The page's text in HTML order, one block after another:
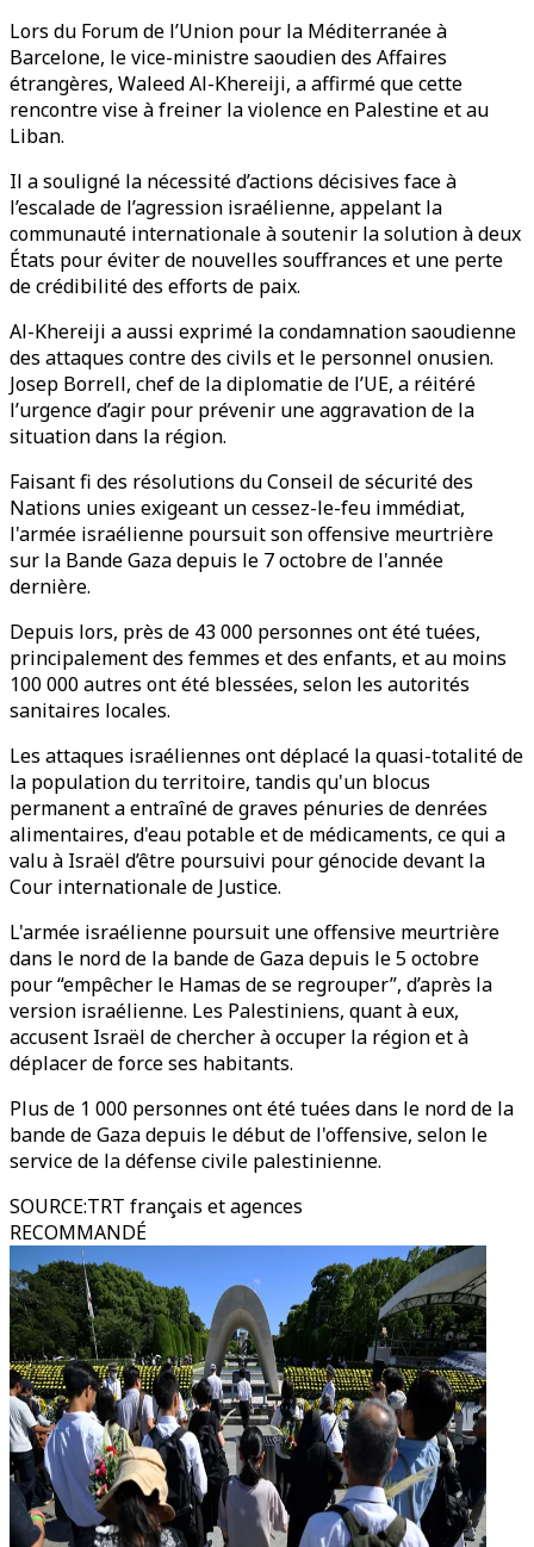
Lors du Forum de l’Union pour la Méditerranée à
Barcelone, le vice-ministre saoudien des Affaires
étrangères, Waleed Al-Khereiji, a affirmé que cette
rencontre vise à freiner la violence en Palestine et au
Liban.
Il a souligné la nécessité d’actions décisives face à
l’escalade de l’agression israélienne, appelant la
communauté internationale à soutenir la solution à deux
États pour éviter de nouvelles souffrances et une perte
de crédibilité des efforts de paix.
Al-Khereiji a aussi exprimé la condamnation saoudienne
des attaques contre des civils et le personnel onusien.
Josep Borrell, chef de la diplomatie de l’UE, a réitéré
l’urgence d’agir pour prévenir une aggravation de la
situation dans la région.
Faisant fi des résolutions du Conseil de sécurité des
Nations unies exigeant un cessez-le-feu immédiat,
l'armée israélienne poursuit son offensive meurtrière
sur la Bande Gaza depuis le 7 octobre de l'année
dernière.
Depuis lors, près de 43 000 personnes ont été tuées,
principalement des femmes et des enfants, et au moins
100 000 autres ont été blessées, selon les autorités
sanitaires locales.
Les attaques israéliennes ont déplacé la quasi-totalité de
la population du territoire, tandis qu'un blocus
permanent a entraîné de graves pénuries de denrées
alimentaires, d'eau potable et de médicaments, ce qui a
valu à Israël d’être poursuivi pour génocide devant la
Cour internationale de Justice.
L'armée israélienne poursuit une offensive meurtrière
dans le nord de la bande de Gaza depuis le 5 octobre
pour “empêcher le Hamas de se regrouper”, d’après la
version israélienne. Les Palestiniens, quant à eux,
accusent Israël de chercher à occuper la région et à
déplacer de force ses habitants.
Plus de 1 000 personnes ont été tuées dans le nord de la
bande de Gaza depuis le début de l'offensive, selon le
service de la défense civile palestinienne.
SOURCE:TRT français et agences
RECOMMANDÉ